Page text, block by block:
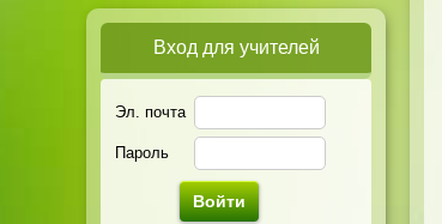
Вход для учителей
Эл. почта
Пароль